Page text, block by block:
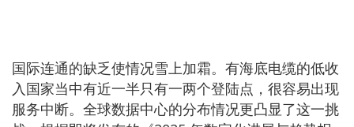
国际连通的缺乏使情况雪上加霜。有海底电缆的低收
入国家当中有近一半只有一两个登陆点，很容易出现
服务中断。全球数据中心的分布情况更凸显了这一挑